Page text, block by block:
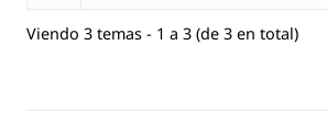
Viendo 3 temas - 1 a 3 (de 3 en total)